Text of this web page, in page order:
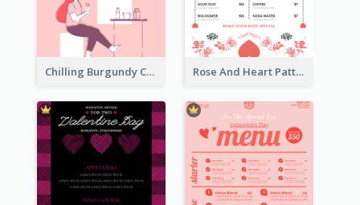
Chilling Burgundy Coffee And Bakery Menu Design Rose And Heart Pattern Menu Design Ideas